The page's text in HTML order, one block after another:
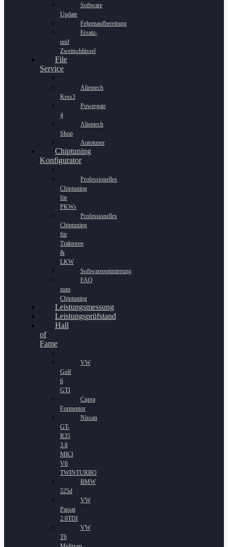
Software
Update
Felgenaufbereitung
Ersatz-
und
Zweitschlüssel
File
Service
Alientech
Kess3
Powergate
4
Alientech
Shop
Autotuner
Chiptuning
Konfigurator
Professionelles
Chiptuning
für
PKWs
Professionelles
Chiptuning
für
Traktoren
&
LKW
Softwareoptimierung
FAQ
zum
Chiptuning
Leistungsmessung
Leistungsprüfstand
Hall
of
Fame
VW
Golf
6
GTI
Cupra
Formentor
Nissan
GT-
R35
3.8
MK3
V6
TWINTURBO
BMW
525d
VW
Passat
2.0TDI
VW
T6